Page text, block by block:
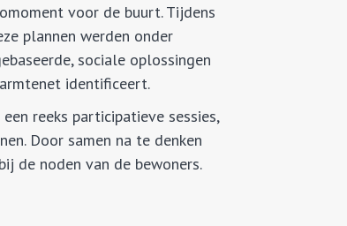
voor de buurt. Tijdens
plannen werden onder
sociale oplossingen
identificeert.
reeks participatieve sessies,
Door samen na te denken
de noden van de bewoners.